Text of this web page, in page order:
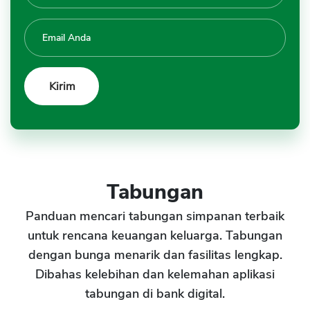
Tabungan
Panduan mencari tabungan simpanan terbaik
untuk rencana keuangan keluarga. Tabungan
dengan bunga menarik dan fasilitas lengkap.
Dibahas kelebihan dan kelemahan aplikasi
tabungan di bank digital.